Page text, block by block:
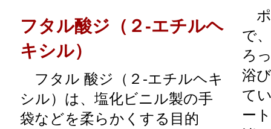
フタル酸ジ（２-エチルヘ
キシル）
フタル 酸ジ（２-エチルヘキ
シル）は、塩化ビニル製の手
袋などを柔らかくする目的
ポ
で
ろ
浴
て
ー